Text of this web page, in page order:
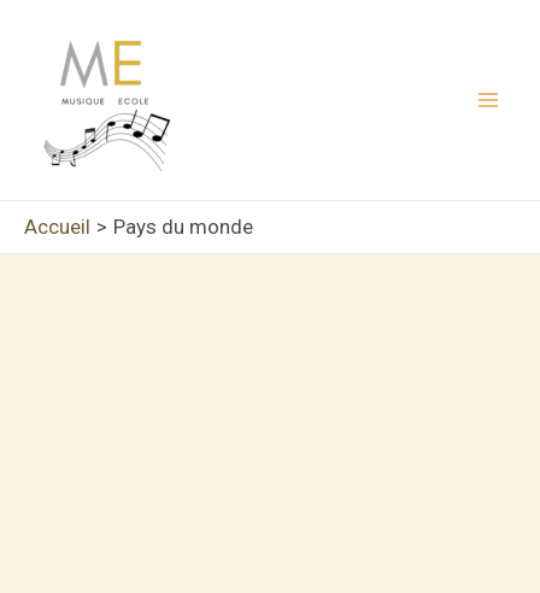
contenu
Accueil Pays du monde